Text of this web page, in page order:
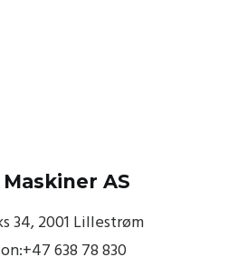
Maskiner AS
34, 2001 Lillestrøm
638 78 830